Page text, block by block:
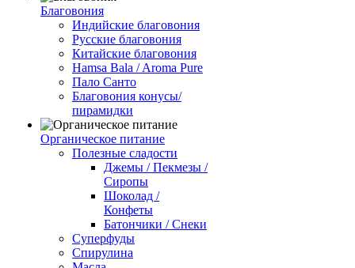
Благовония
Индийские благовония
Русские благовония
Китайские благовония
Hamsa Bala / Aroma Pure
Пало Санто
Благовония конусы/
пирамидки
Органическое питание
Полезные сладости
Джемы / Пекмезы /
Сиропы
Шоколад /
Конфеты
Батончики / Снеки
Суперфуды
Спирулина